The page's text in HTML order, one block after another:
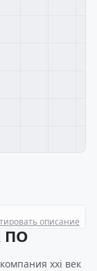
описание
ПО
xxi век